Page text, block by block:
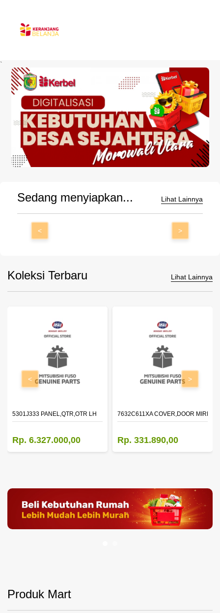
`
Sedang menyiapkan... Lihat Lainnya
< >
Koleksi Terbaru Lihat Lainnya
5301J333 PANEL,QTR,OTR LH
Rp. 6.327.000,00
7632C611XA COVER,DOOR
Rp. 331.890,00
< >
Produk Mart